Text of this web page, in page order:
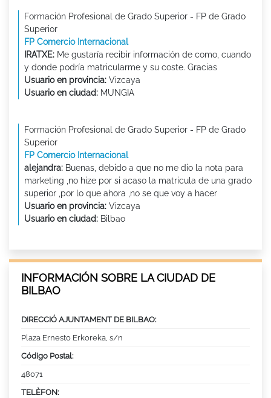
Formación Profesional de Grado Superior - FP de Grado
Superior
FP Comercio Internacional
IRATXE: Me gustaría recibir información de como, cuando
y donde podría matricularme y su coste. Gracias
Usuario en provincia: Vizcaya
Usuario en ciudad: MUNGIA
Formación Profesional de Grado Superior - FP de Grado
Superior
FP Comercio Internacional
alejandra: Buenas, debido a que no me dio la nota para
marketing ,no hize por si acaso la matricula de una grado
superior ,por lo que ahora ,no se que voy a hacer
Usuario en provincia: Vizcaya
Usuario en ciudad: Bilbao
INFORMACIÓN SOBRE LA CIUDAD DE
BILBAO
DIRECCIÓ AJUNTAMENT DE BILBAO:
Plaza Ernesto Erkoreka, s/n
Código Postal:
48071
TELÈFON: